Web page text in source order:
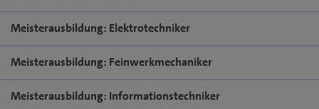
Meisterausbildung: Elektrotechniker
Meisterausbildung: Feinwerkmechaniker
Meisterausbildung: Informationstechniker